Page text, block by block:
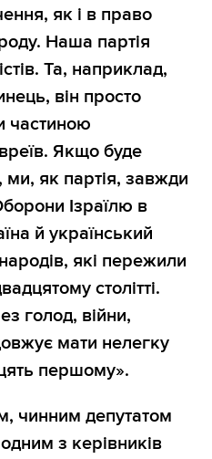
як і в право
Наша партія
Та, наприклад,
він просто
частиною
Якщо буде
ми, як партія, завжди
Ізраїлю в
й український
які пережили
столітті.
голод, війни,
мати нелегку
першому».
чинним депутатом
з керівників